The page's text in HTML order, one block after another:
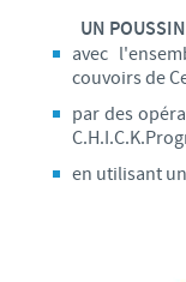
UN POUSSIN
avec
couvoirs de
par des
en utilisant